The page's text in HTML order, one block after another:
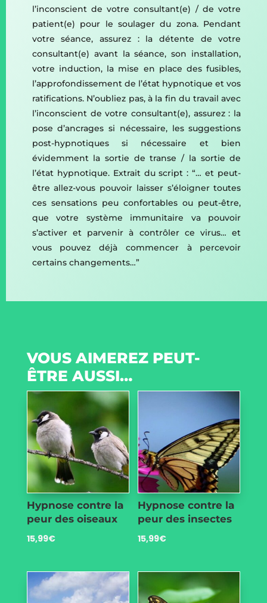
l’inconscient de votre consultant(e) / de votre
patient(e) pour le soulager du zona. Pendant
votre séance, assurez : la détente de votre
consultant(e) avant la séance, son installation,
votre induction, la mise en place des fusibles,
l’approfondissement de l’état hypnotique et vos
ratifications. N’oubliez pas, à la fin du travail avec
l’inconscient de votre consultant(e), assurez : la
pose d’ancrages si nécessaire, les suggestions
post-hypnotiques si nécessaire et bien
évidemment la sortie de transe / la sortie de
l’état hypnotique. Extrait du script : “… et peut-
être allez-vous pouvoir laisser s’éloigner toutes
ces sensations peu confortables ou peut-être,
que votre système immunitaire va pouvoir
s’activer et parvenir à contrôler ce virus… et
vous pouvez déjà commencer à percevoir
certains changements…”
VOUS AIMEREZ PEUT-
ÊTRE AUSSI…
Hypnose contre la
peur des oiseaux
15,99€
Hypnose contre la
peur des insectes
15,99€